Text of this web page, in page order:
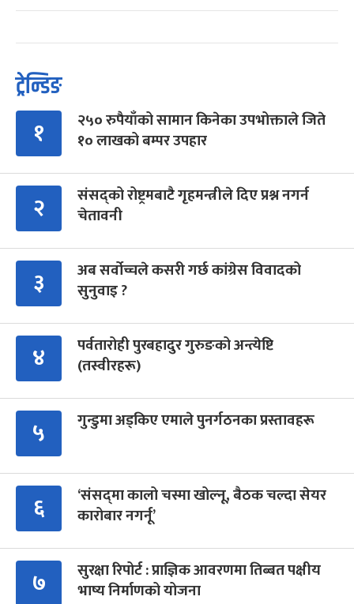
ट्रेन्डिङ
१
२५० रुपैयाँको सामान किनेका उपभोक्ताले जिते
१० लाखको बम्पर उपहार
२
संसद्को रोष्ट्रमबाटै गृहमन्त्रीले दिए प्रश्न नगर्न
चेतावनी
३
अब सर्वोच्चले कसरी गर्छ कांग्रेस विवादको
सुनुवाइ ?
४
पर्वतारोही पुरबहादुर गुरुङको अन्त्येष्टि
(तस्वीरहरू)
५ गुन्डुमा अड्किए एमाले पुनर्गठनका प्रस्तावहरू
६
‘संसद्‍मा कालो चस्मा खोल्नू, बैठक चल्दा सेयर
कारोबार नगर्नू’
७
सुरक्षा रिपोर्ट : प्राज्ञिक आवरणमा तिब्बत पक्षीय
भाष्य निर्माणको योजना